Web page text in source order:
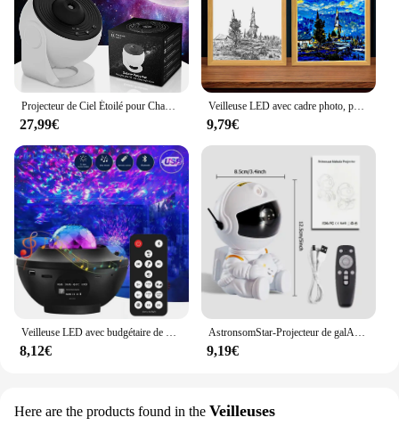
27,99€
Veilleuse LED avec cadre photo, peinture à la lumière, lampe de lune Van Gogh, ciel étoilé, art mural respecicina, chambre à coucher, décoration de chambre à coucher, cadeaux pour un ami
9,79€
Veilleuse LED avec budgétaire de galAct étoilée, USB, Bluetooth, lecteur de musique, veilleuse colorée, cadeau pour enfant, nouveau
8,12€
AstronsomStar-Projecteur de galAct, veilleuse spatiale, nébuleuse étoilée, plafonnier LED pour chambre à coucher, décoration de la maison, cadeau pour enfants
9,19€
Here are the products found in the Veilleuses